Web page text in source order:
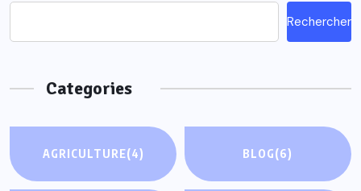
Rechercher
Categories
AGRICULTURE(4) BLOG(6)